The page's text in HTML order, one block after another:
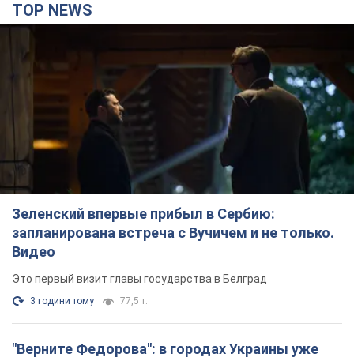
TOP NEWS
Зеленский впервые прибыл в Сербию:
запланирована встреча с Вучичем и не только.
Видео
Это первый визит главы государства в Белград
3 години тому 77,5 т.
"Верните Федорова": в городах Украины уже